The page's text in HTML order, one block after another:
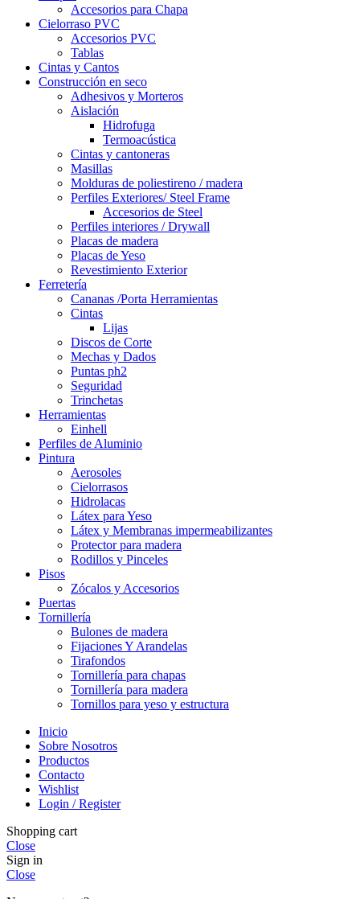
Accesorios para Chapa
Cielorraso PVC
Accesorios PVC
Tablas
Cintas y Cantos
Construcción en seco
Adhesivos y Morteros
Aislación
Hidrofuga
Termoacústica
Cintas y cantoneras
Masillas
Molduras de poliestireno / madera
Perfiles Exteriores/ Steel Frame
Accesorios de Steel
Perfiles interiores / Drywall
Placas de madera
Placas de Yeso
Revestimiento Exterior
Ferretería
Cananas /Porta Herramientas
Cintas
Lijas
Discos de Corte
Mechas y Dados
Puntas ph2
Seguridad
Trinchetas
Herramientas
Einhell
Perfiles de Aluminio
Pintura
Aerosoles
Cielorrasos
Hidrolacas
Látex para Yeso
Látex y Membranas impermeabilizantes
Protector para madera
Rodillos y Pinceles
Pisos
Zócalos y Accesorios
Puertas
Tornillería
Bulones de madera
Fijaciones Y Arandelas
Tirafondos
Tornillería para chapas
Tornillería para madera
Tornillos para yeso y estructura
Inicio
Sobre Nosotros
Productos
Contacto
Wishlist
Login / Register
Shopping cart
Close
Sign in
Close